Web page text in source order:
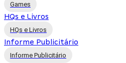
Games
HQs e Livros
HQs e Livros
Informe Publicitário
Informe Publicitário